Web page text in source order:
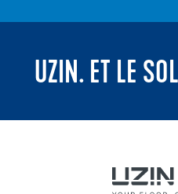
UZIN. ET LE